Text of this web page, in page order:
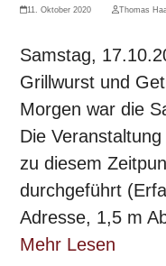
11. Oktober 2020 Thomas
Samstag,
Grillwurst und
Morgen war die
Die
zu diesem
durchgeführt
Adresse, 1,5 m
Mehr Lesen